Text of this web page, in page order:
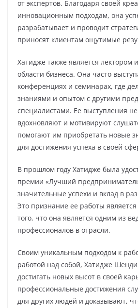
от экспертов. Благодаря своей
инновационным подходам, она
разрабатывает и проводит
приносят клиентам ощутимые
Хатидже также является лектором
области бизнеса. Она часто
конференциях и семинарах, где
знаниями и опытом с другими
специалистами. Ее выступления
вдохновляют и мотивируют
помогают им приобретать новые
для достижения успеха в своей
В прошлом году Хатидже была
премии «Лучший предприниматель
значительные успехи и вклад в
Это признание ее работы
того, что она является одним из
профессионалов в отрасли.
Своим уникальным подходом к
работой над собой, Хатидже
достигать новых высот в своей
профессиональные достижения
для других людей и доказывают,